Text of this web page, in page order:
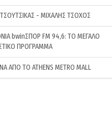
- ΜΙΧΑΛΗΣ ΤΣΟΧΟΣ
bwinΣΠΟΡ FM 94,6: ΤΟ ΜΕΓΑΛΟ
ΠΡΟΓΡΑΜΜΑ
ΑΠΟ ΤΟ ATHENS METRO MALL